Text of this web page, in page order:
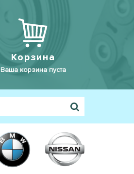
Корзина
Ваша корзина пуста